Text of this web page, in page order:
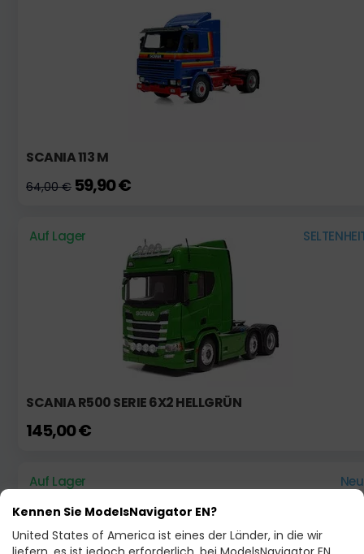
SCANIA 113 M
64,00 € 59,90 €
Auf Lager
SCANIA R500 SERIE 6X2 HELLGRÜN
145,00 €
Auf Lager
Kennen Sie ModelsNavigator EN?
United States of America ist eines der Länder, in die wir